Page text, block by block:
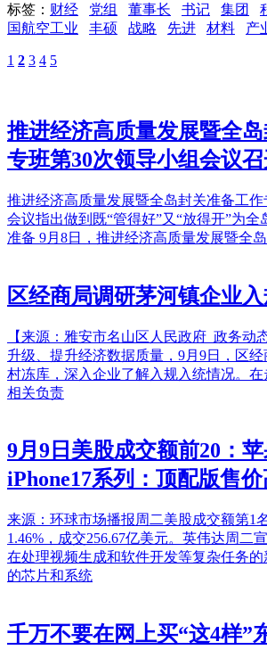
标签： 财经 党组 董事长 书记 集团
国航空工业
丰硕 战略 先进 材料 产
1 2 3 4 5
推进经济高质量发展暨全
专班第30次领导小组会议
推进经济高质量发展暨全岛封关准备工作
会议指出做到既“管得好”又“放得开”为全
准备 9月8日，推进经济高质量发展暨全
区经商局调研茅河镇企业
【来源：雅安市名山区人民政府_政务动
升级、提升经济数据质量，9月9日，区
村冻库，深入企业了解入规入统情况。
相关负责
9月9日美股成交额前20：
iPhone17系列：顶配版售
来源：环球市场播报周二美股成交额第1
1.46%，成交256.67亿美元。英伟达周二
在处理视频生成和软件开发等复杂任务的
的芯片和系统
千万不要在网上买“这4样”